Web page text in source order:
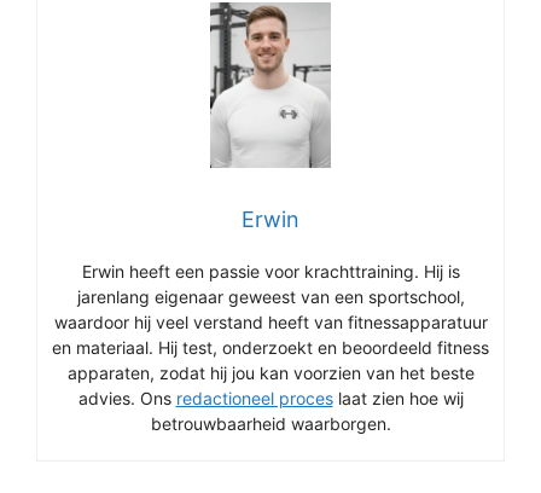
Erwin
Erwin heeft een passie voor krachttraining. Hij is
jarenlang eigenaar geweest van een sportschool,
waardoor hij veel verstand heeft van fitnessapparatuur
en materiaal. Hij test, onderzoekt en beoordeeld fitness
apparaten, zodat hij jou kan voorzien van het beste
advies. Ons redactioneel proceslaat zien hoe wij
betrouwbaarheid waarborgen.